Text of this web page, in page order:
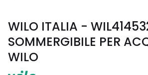
WILO ITALIA -
SOMMERGIBILE PER
WILO